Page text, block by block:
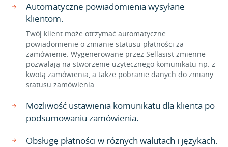
Automatyczne powiadomienia wysyłane
klientom.
Twój klient może otrzymać automatyczne
powiadomienie o zmianie statusu płatności za
zamówienie. Wygenerowane przez Sellasist zmienne
pozwalają na stworzenie użytecznego komunikatu np. z
kwotą zamówienia, a także pobranie danych do zmiany
statusu zamówienia.
Możliwość ustawienia komunikatu dla klienta po
podsumowaniu zamówienia.
Obsługę płatności w różnych walutach i językach.